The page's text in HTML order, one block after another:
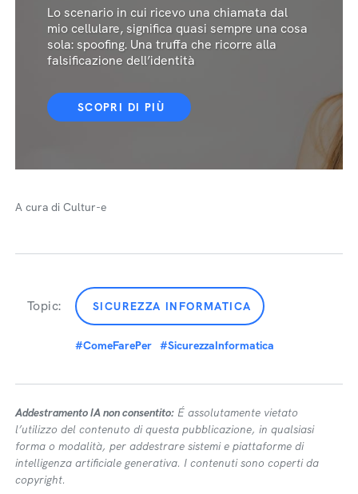
Lo scenario in cui ricevo una chiamata dal
mio cellulare, significa quasi sempre una cosa
sola: spoofing. Una truffa che ricorre alla
falsificazione dell’identità
SCOPRI DI PIÙ
A cura di Cultur-e
Topic: SICUREZZA INFORMATICA
#ComeFarePer #SicurezzaInformatica
Addestramento IA non consentito: É assolutamente vietato
l’utilizzo del contenuto di questa pubblicazione, in qualsiasi
forma o modalità, per addestrare sistemi e piattaforme di
intelligenza artificiale generativa. I contenuti sono coperti da
copyright.